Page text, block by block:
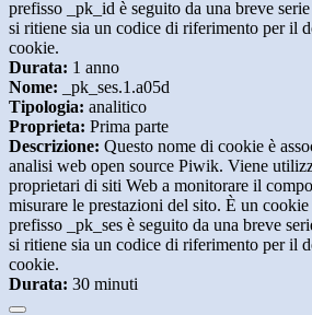
prefisso _pk_id è seguito da una breve
si ritiene sia un codice di riferimento per il
cookie.
Durata: 1 anno
Nome: _pk_ses.1.a05d
Tipologia: analitico
Proprieta: Prima parte
Descrizione: Questo nome di cookie è
analisi web open source Piwik. Viene
proprietari di siti Web a monitorare il
misurare le prestazioni del sito. È un
prefisso _pk_ses è seguito da una breve
si ritiene sia un codice di riferimento per il
cookie.
Durata: 30 minuti